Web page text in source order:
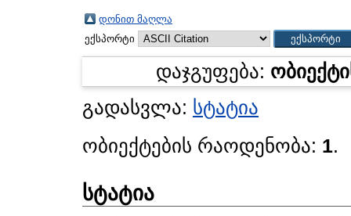
დონით მაღლა
ექსპორტი
დაჯგუფება:
გადასვლა: სტატია
ობიექტების რაოდენობა: 1.
სტატია